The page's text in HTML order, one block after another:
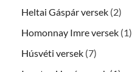
Heltai Gáspár versek (2)
Homonnay Imre versek (1)
Húsvéti versek (7)